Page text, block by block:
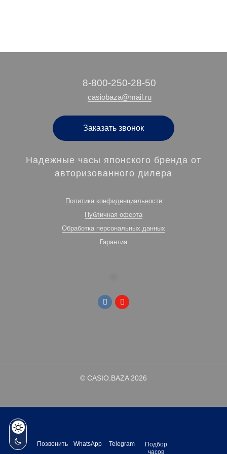
‭8-800-250-28-50
casiobaza@mail.ru
Заказать звонок
Надежные часы японского бренда от
авторизованного дилера
Политика конфиденциальности
Публичная оферта
Обработка персональных данных
Гарантия
© CASIO.BAZA 2026
Позвонить WhatsApp Telegram
Подбор
часов